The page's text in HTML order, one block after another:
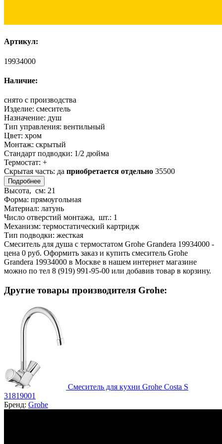
Артикул:
19934000
Наличие:
снято с производства
Изделие: смеситель
Назначение: душ
Тип управления: вентильный
Цвет: хром
Монтаж: скрытый
Стандарт подводки: 1/2 дюйма
Термостат: +
Скрытая часть: да приобретается отдельно 35500
Подробнее
Высота, см: 21
Форма: прямоугольная
Материал: латунь
Число отверстий монтажа, шт.: 1
Механизм: термостатический картридж
Тип подводки: жесткая
Смеситель для душа с термостатом Grohe Grandera 19934000 -
цена 0 руб. Оформить заказ и купить смеситель Grohe
Grandera 19934000 в Москве в нашем интернет магазине
можно по тел 8 (919) 991-95-00 или добавив товар в корзину.
Другие товары производителя Grohe:
Смеситель для кухни Grohe Costa S
31819001
Бренд: Grohe